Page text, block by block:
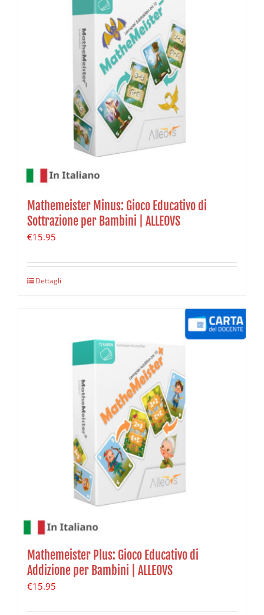
Mathemeister Minus: Gioco Educativo di
Sottrazione per Bambini | ALLEOVS
€15.95
Dettagli
Mathemeister Plus: Gioco Educativo di
Addizione per Bambini | ALLEOVS
€15.95